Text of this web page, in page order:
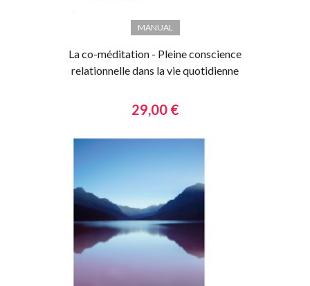
MANUAL
La co-méditation - Pleine conscience
relationnelle dans la vie quotidienne
29,00 €